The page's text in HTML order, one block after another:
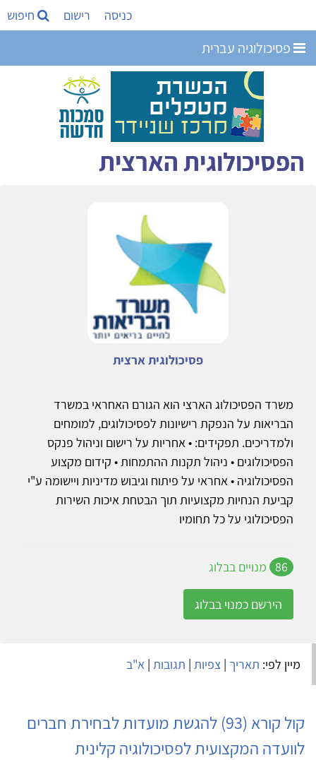
כניסה רישום חיפוש
פסיכולוגיה עברית
הפסיכולוגית הארצית
פסיכולוגית ארצית
משרד הפסיכולוג הארצי הוא הגורם האחראי במשרד
הבריאות על הנפקת רישיונות לפסיכולוגים, למומחים
ולמדריכים. תפקידים: • אחריות על רישום וניהול פנקס
הפסיכולוגים • ניהול תקנות ההתמחות • קידום מקצוע
הפסיכולוגיה • אחראי על פיתוח וגיבוש מדיניות ויישומה ע"י
קביעת הנחיות מקצועיות תוך הבטחת איכות השירות
הפסיכולוגי על כל תחומיו
86 מנויים בבלוג
הירשם כמנוי בבלוג
מיין לפי: תאריך | צפיות | תגובות | א"ב
קול קורא (93) להגשת מועדות לבחירת חברים
לוועדה המקצועית לפסיכולוגיה קלינית